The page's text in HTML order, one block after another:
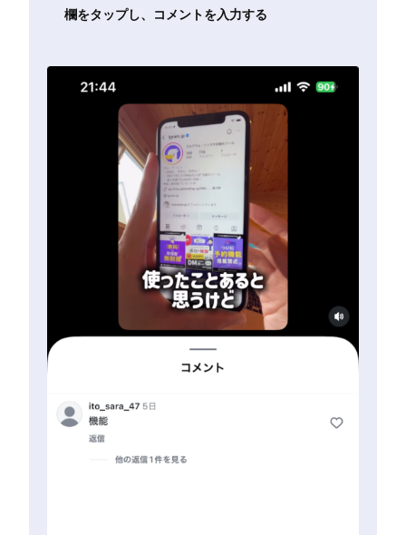
欄をタップし、コメントを入力する